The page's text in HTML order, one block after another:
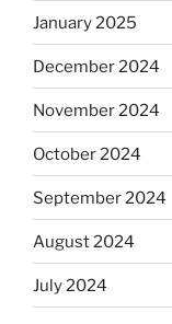
January 2025
December 2024
November 2024
October 2024
September 2024
August 2024
July 2024